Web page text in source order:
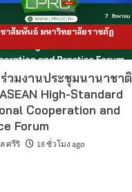
าสัมพันธ์ มหาวิทยาลัยราชภัฏ
วมงานประชุมนานาชาติ
High-Standard
Cooperation and
Forum
ศรีริ 18 ชั่วโมง ago